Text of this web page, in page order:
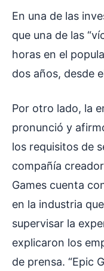
En una de las
que una de las
horas en el
dos años, desde
Por otro lado, la
pronunció y
los requisitos de
compañía
Games cuenta
en la industria
supervisar la
explicaron los
de prensa. “Epic